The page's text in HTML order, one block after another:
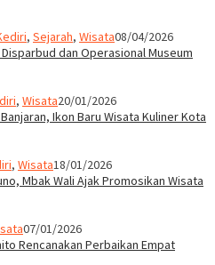
, Sejarah, Wisata08/04/2026
dan Operasional Museum
, Wisata20/01/2026
Ikon Baru Wisata Kuliner Kota
, Wisata18/01/2026
Mbak Wali Ajak Promosikan Wisata
07/01/2026
Rencanakan Perbaikan Empat